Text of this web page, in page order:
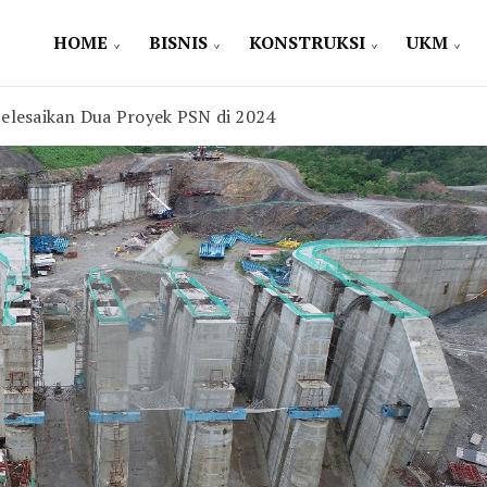
HOME BISNIS KONSTRUKSI UKM
Dua Proyek PSN di 2024